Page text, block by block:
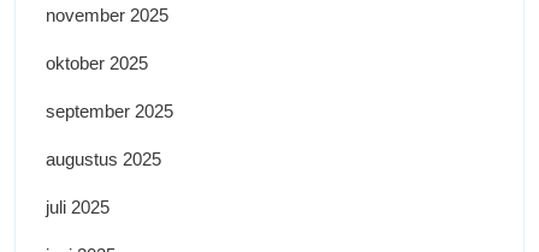
november 2025
oktober 2025
september 2025
augustus 2025
juli 2025